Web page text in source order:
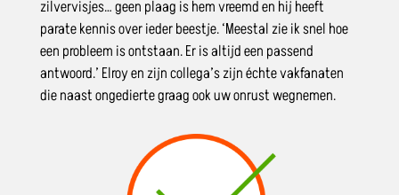
zilvervisjes… geen plaag is hem vreemd en hij heeft
parate kennis over ieder beestje. ‘Meestal zie ik snel hoe
een probleem is ontstaan. Er is altijd een passend
antwoord.’ Elroy en zijn collega’s zijn échte vakfanaten
die naast ongedierte graag ook uw onrust wegnemen.